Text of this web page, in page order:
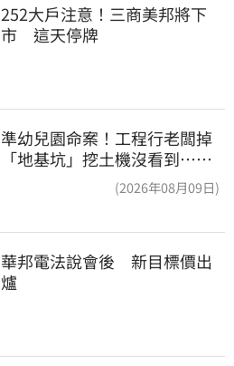
252大戶注意！三商美邦將下
市　這天停牌
準幼兒園命案！工程行老闆掉
「地基坑」挖土機沒看到…下
(2026年08月09日)
華邦電法說會後　新目標價出
爐